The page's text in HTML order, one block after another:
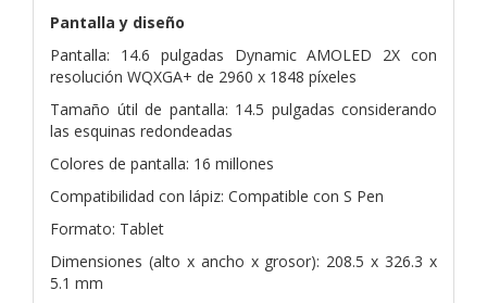
Pantalla y diseño
Pantalla: 14.6 pulgadas Dynamic AMOLED 2X con
resolución WQXGA+ de 2960 x 1848 píxeles
Tamaño útil de pantalla: 14.5 pulgadas considerando
las esquinas redondeadas
Colores de pantalla: 16 millones
Compatibilidad con lápiz: Compatible con S Pen
Formato: Tablet
Dimensiones (alto x ancho x grosor): 208.5 x 326.3 x
5.1 mm